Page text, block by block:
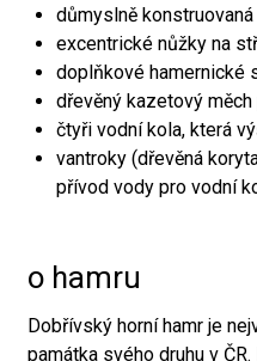
důmyslně
excentrické nůžky na
doplňkové hamernické
dřevěný kazetový
čtyři vodní kola, která
vantroky (dřevěná
přívod vody pro vodní
o hamru
Dobřívský horní hamr je
památka svého druhu v